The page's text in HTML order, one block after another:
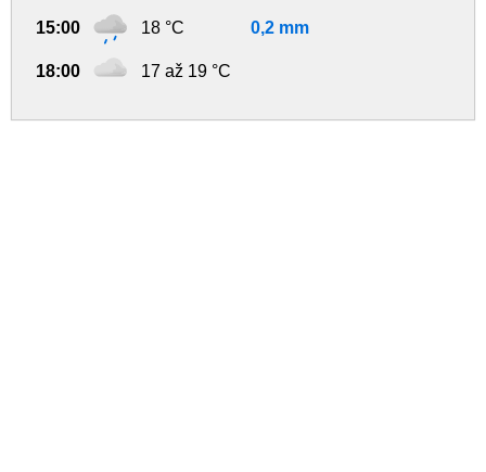
15:00 18 °C 0,2 mm
18:00 17 až 19 °C